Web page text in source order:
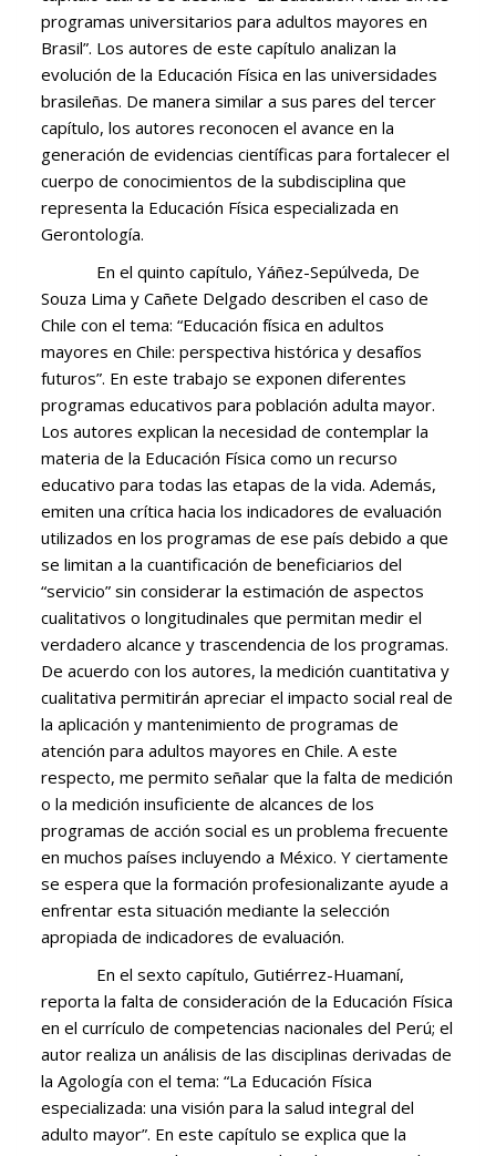
programas universitarios para adultos mayores en
Brasil”. Los autores de este capítulo analizan la
evolución de la Educación Física en las universidades
brasileñas. De manera similar a sus pares del tercer
capítulo, los autores reconocen el avance en la
generación de evidencias científicas para fortalecer el
cuerpo de conocimientos de la subdisciplina que
representa la Educación Física especializada en
Gerontología.
En el quinto capítulo, Yáñez-Sepúlveda, De
Souza Lima y Cañete Delgado describen el caso de
Chile con el tema: “Educación física en adultos
mayores en Chile: perspectiva histórica y desafíos
futuros”. En este trabajo se exponen diferentes
programas educativos para población adulta mayor.
Los autores explican la necesidad de contemplar la
materia de la Educación Física como un recurso
educativo para todas las etapas de la vida. Además,
emiten una crítica hacia los indicadores de evaluación
utilizados en los programas de ese país debido a que
se limitan a la cuantificación de beneficiarios del
“servicio” sin considerar la estimación de aspectos
cualitativos o longitudinales que permitan medir el
verdadero alcance y trascendencia de los programas.
De acuerdo con los autores, la medición cuantitativa y
cualitativa permitirán apreciar el impacto social real de
la aplicación y mantenimiento de programas de
atención para adultos mayores en Chile. A este
respecto, me permito señalar que la falta de medición
o la medición insuficiente de alcances de los
programas de acción social es un problema frecuente
en muchos países incluyendo a México. Y ciertamente
se espera que la formación profesionalizante ayude a
enfrentar esta situación mediante la selección
apropiada de indicadores de evaluación.
En el sexto capítulo, Gutiérrez-Huamaní,
reporta la falta de consideración de la Educación Física
en el currículo de competencias nacionales del Perú; el
autor realiza un análisis de las disciplinas derivadas de
la Agología con el tema: “La Educación Física
especializada: una visión para la salud integral del
adulto mayor”. En este capítulo se explica que la